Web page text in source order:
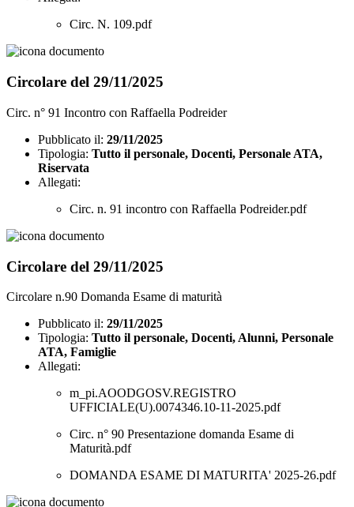
Circ. N. 109.pdf
Circolare del 29/11/2025
Circ. n° 91 Incontro con Raffaella Podreider
Pubblicato il: 29/11/2025
Tipologia: Tutto il personale, Docenti, Personale ATA,
Riservata
Allegati:
Circ. n. 91 incontro con Raffaella Podreider.pdf
Circolare del 29/11/2025
Circolare n.90 Domanda Esame di maturità
Pubblicato il: 29/11/2025
Tipologia: Tutto il personale, Docenti, Alunni, Personale
ATA, Famiglie
Allegati:
m_pi.AOODGOSV.REGISTRO
UFFICIALE(U).0074346.10-11-2025.pdf
Circ. n° 90 Presentazione domanda Esame di
Maturità.pdf
DOMANDA ESAME DI MATURITA' 2025-26.pdf